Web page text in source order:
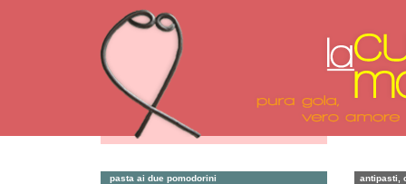
antipasti,
pasta ai due pomodorini